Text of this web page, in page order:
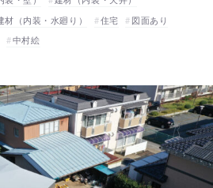
材（内装・水廻り） 住宅
図面あり
中村絵